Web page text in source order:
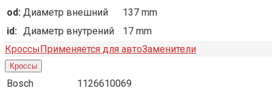
od: Диаметр внешний
137 mm
id: Диаметр внутрений
17 mm
КроссыПрименяется для автоЗаменители
Кроссы
Bosch
1126610069